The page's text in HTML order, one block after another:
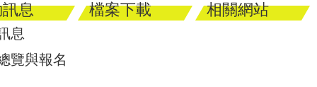
息
息
覽與報名
檔案下載 相關網站